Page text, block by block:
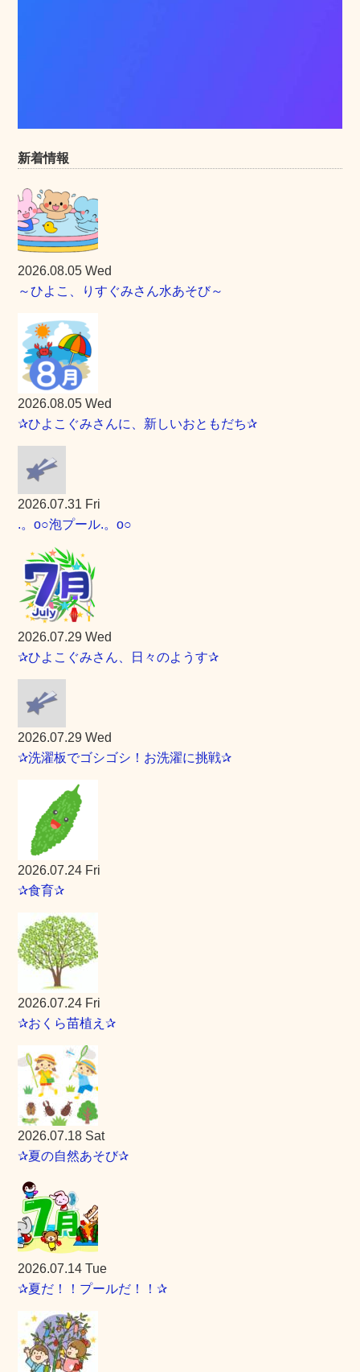
新着情報
2026.08.05 Wed
～ひよこ、りすぐみさん水あそび～
2026.08.05 Wed
✰ひよこぐみさんに、新しいおともだち✰
2026.07.31 Fri
.。o○泡プール.。o○
2026.07.29 Wed
✰ひよこぐみさん、日々のようす✰
2026.07.29 Wed
✰洗濯板でゴシゴシ！お洗濯に挑戦✰
2026.07.24 Fri
✰食育✰
2026.07.24 Fri
✰おくら苗植え✰
2026.07.18 Sat
✰夏の自然あそび✰
2026.07.14 Tue
✰夏だ！！プールだ！！✰